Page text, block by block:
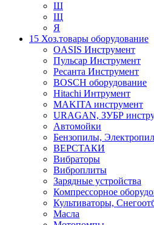
Ш
Щ
Я
15 Хоз.товары оборудование
OASIS Инструмент
Пульсар Инструмент
Ресанта Инструмент
BOSCH оборудование
Hitachi Интрумент
MAKITA инструмент
URAGAN, ЗУБР
Автомойки
Бензопилы,
ВЕРСТАКИ
Вибраторы
Виброплиты
Зарядные устройства
Компрессорное
Культиваторы,
Масла